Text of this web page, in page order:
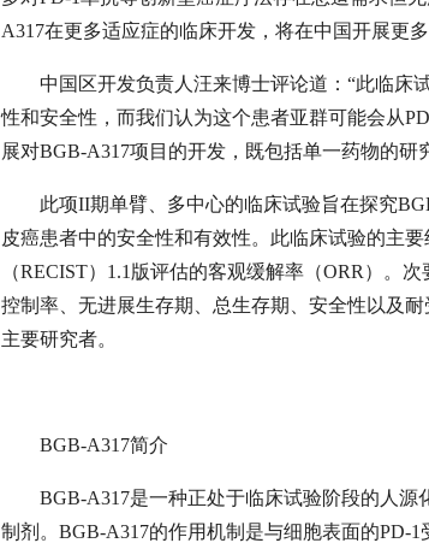
A317在更多适应症的临床开发，将在中国开展更
中国区开发负责人汪来博士评论道：“此临床
性和安全性，而我们认为这个患者亚群可能会从
展对BGB-A317项目的开发，既包括单一药物的研
此项II期单臂、多中心的临床试验旨在探究
皮癌患者中的安全性和有效性。此临床试验的主
（RECIST）1.1版评估的客观缓解率（ORR）。
控制率、无进展生存期、总生存期、安全性以及
主要研究者。
BGB-A317简介
BGB-A317是一种正处于临床试验阶段的人
制剂。BGB-A317的作用机制是与细胞表面的PD-